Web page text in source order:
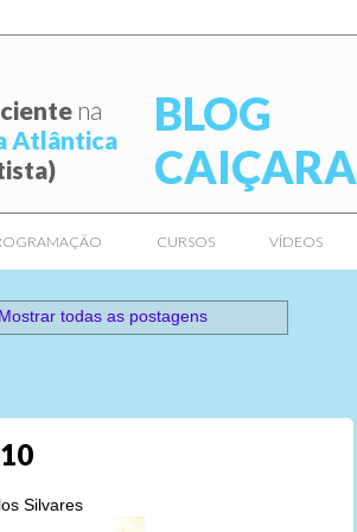
na
Atlântica
BLOG
CAIÇARA
CURSOS VÍDEOS
Mostrar todas as postagens
Silvares